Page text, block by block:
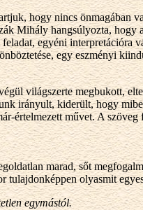
hogy nincs önmagában
Mihály hangsúlyozta,
egyéni
egy eszményi
világszerte megbukott,
irányult, kiderült, hogy
értelmezett művet. A
marad, sőt
tulajdonképpen olyasmit
egymástól.